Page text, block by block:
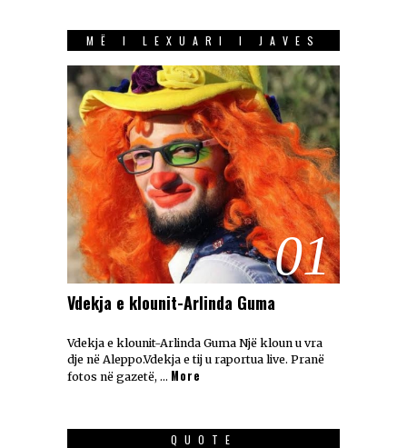
MË I LEXUARI I JAVES
01
Vdekja e klounit-Arlinda Guma
Vdekja e klounit-Arlinda Guma Një kloun u vra
dje në Aleppo.Vdekja e tij u raportua live. Pranë
fotos në gazetë, … More
QUOTE